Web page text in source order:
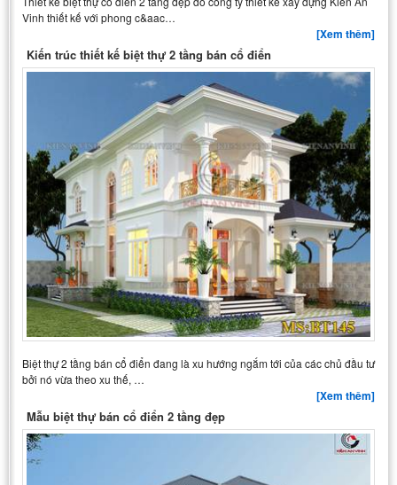
Vinh thiết kế với phong c&aac…
[Xem thêm]
Kiến trúc thiết kế biệt thự 2 tầng bán cổ điển
Biệt thự 2 tầng bán cổ điển đang là xu hướng ngắm tới của các chủ đầu tư
bởi nó vừa theo xu thế, …
[Xem thêm]
Mẫu biệt thự bán cổ điển 2 tầng đẹp